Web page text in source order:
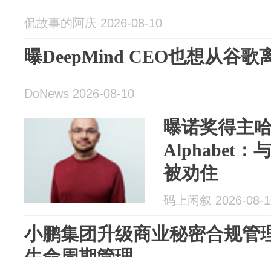
侃故事的阿庆 2026-08-10
曝DeepMind CEO也想从谷歌
DoNews 2026-08-10
曝诺奖得主
Alphabet：
被劝住
码上闲叙 2026-08-
小鹏集团升级商业秘密合规管